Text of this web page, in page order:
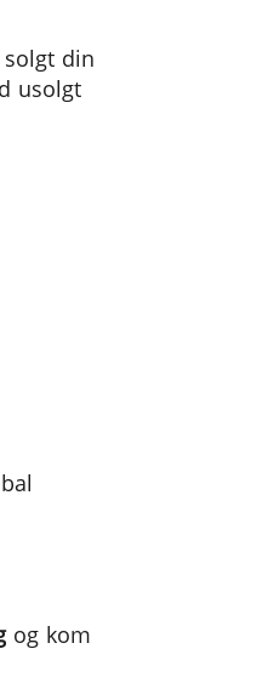
din
usolgt
og kom